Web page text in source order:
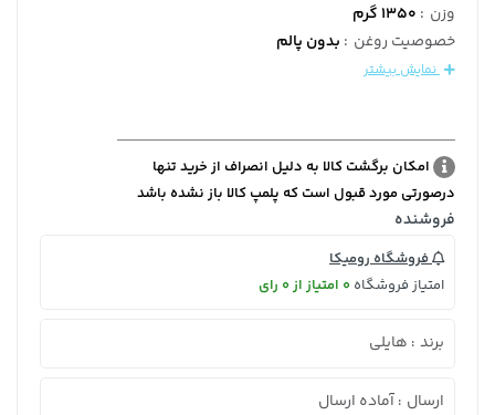
وزن : 1350 گرم
خصوصیت روغن : بدون پالم
نمایش بیشتر
امکان برگشت کالا به دلیل انصراف از خرید تنها
درصورتی مورد قبول است که پلمپ کالا باز نشده باشد
فروشنده
فروشگاه رومیکا
امتیاز فروشگاه 0 امتیاز از 0 رای
برند : هایلی
ارسال : آماده ارسال